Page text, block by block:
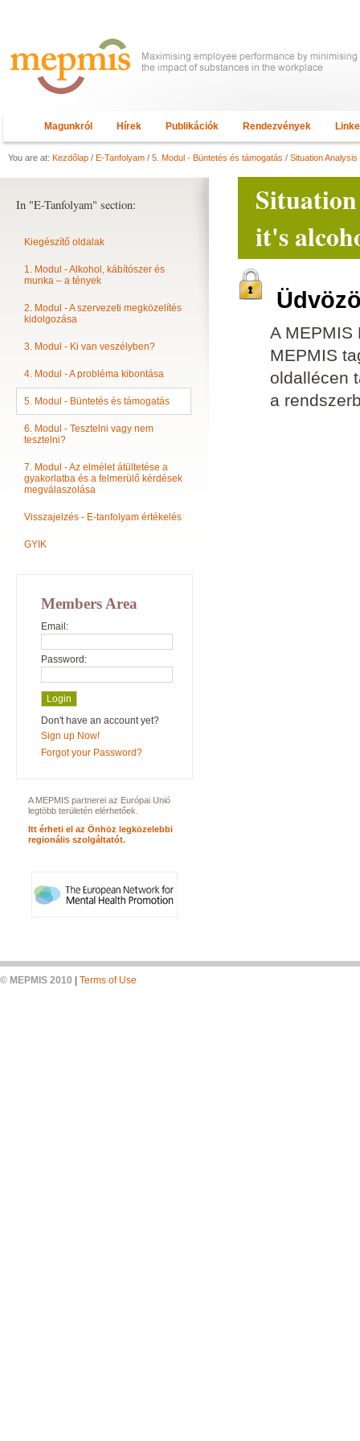
Magunkról Hírek Publikációk Rendezvények
You are at: Kezdőlap / E-Tanfolyam / 5. Modul - Büntetés és támogatás / Situation Analysis
it's
A MEPMIS
MEPMIS
oldallécen
a
In "E-Tanfolyam" section:
Kiegészítő oldalak
1. Modul - Alkohol, kábítószer és
munka – a tények
2. Modul - A szervezeti megközelítés
kidolgozása
3. Modul - Ki van veszélyben?
4. Modul - A probléma kibontása
5. Modul - Büntetés és támogatás
6. Modul - Tesztelni vagy nem
tesztelni?
7. Modul - Az elmélet átültetése a
gyakorlatba és a felmerülő kérdések
megválaszolása
Visszajelzés - E-tanfolyam értékelés
GYIK
Members Area
Email:
Password:
Don't have an account yet?
Sign up Now!
Forgot your Password?
A MEPMIS partnerei az Európai Unió
legtöbb területén elérhetőek.
Itt érheti el az Önhöz legközelebbi
regionális szolgáltatót.
© MEPMIS 2010 Terms of Use